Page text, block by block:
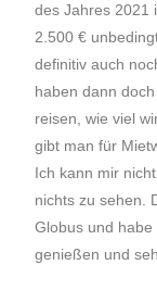
des Jahres 2021
2.500 €
definitiv auch
haben dann
reisen, wie viel
gibt man für
Ich kann mir
nichts zu sehen.
Globus und
genießen und